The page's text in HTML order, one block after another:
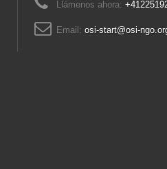
Llámenos ahora:
Email: osi-start@osi-